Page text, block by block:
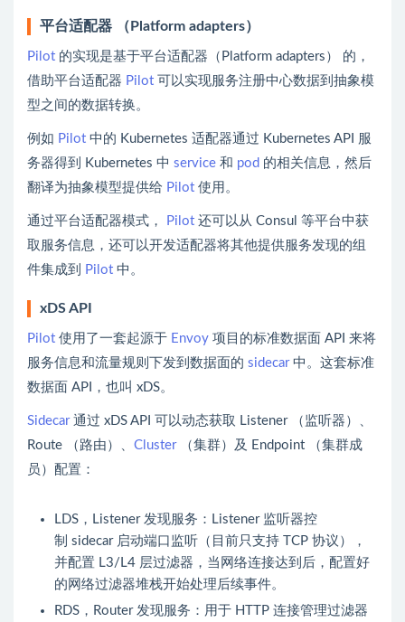
平台适配器 （Platform adapters）
Pilot 的实现是基于平台适配器（Platform adapters） 的，
借助平台适配器 Pilot 可以实现服务注册中心数据到抽象模
型之间的数据转换。
例如 Pilot 中的 Kubernetes 适配器通过 Kubernetes API 服
务器得到 Kubernetes 中 service 和 pod 的相关信息，然后
翻译为抽象模型提供给 Pilot 使用。
通过平台适配器模式， Pilot 还可以从 Consul 等平台中获
取服务信息，还可以开发适配器将其他提供服务发现的组
件集成到
Pilot 中。
xDS API
Pilot 使用了一套起源于 Envoy 项目的标准数据面 API 来将
服务信息和流量规则下发到数据面的 sidecar中。这套标准
数据面 API，也叫 xDS。
Sidecar通过 xDS API 可以动态获取 Listener （监听器）、
Route （路由）、 Cluster（集群）及 Endpoint （集群成
员）配置：
LDS，Listener 发现服务：Listener 监听器控
制 sidecar启动端口监听（目前只支持 TCP 协议），
并配置 L3/L4 层过滤器，当网络连接达到后，配置好
的网络过滤器堆栈开始处理后续事件。
RDS，Router 发现服务：用于 HTTP 连接管理过滤器